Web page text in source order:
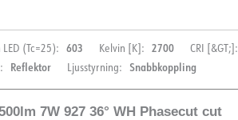
LED (Tc=25): 603 Kelvin [K]: 2700 CRI [&GT;]:
Reflektor Ljusstyrning: Snabbkoppling
7W 927 36° WH Phasecut cut